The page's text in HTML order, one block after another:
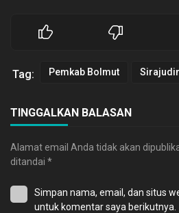
Tag: Pemkab Bolmut
TINGGALKAN BALASAN
Alamat email Anda tidak akan
ditandai *
Simpan nama, email, dan situs
untuk komentar saya berikutnya.